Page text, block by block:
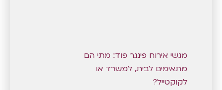
מגשי אירוח פינגר פוד: מתי הם
מתאימים לבית, למשרד או
לקוקטייל?